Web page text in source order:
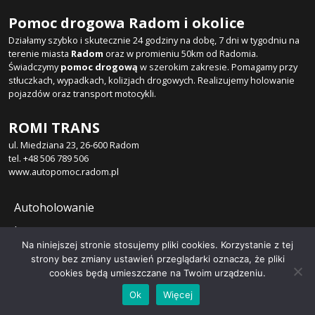
Pomoc drogowa Radom i okolice
Działamy szybko i skutecznie 24 godziny na dobę, 7 dni w tygodniu na
terenie miasta Radom oraz w promieniu 50km od Radomia.
Świadczymypomoc drogową w szerokim zakresie. Pomagamy przy
stłuczkach, wypadkach, kolizjach drogowych. Realizujemy holowanie
pojazdów oraz transport motocykli.
ROMI TRANS
ul. Miedziana 23, 26-600 Radom
tel. +48 506 789 506
www.autopomoc.radom.pl
Autoholowanie
Laweta
Transport motocykli
Realizacja:APISOFT Strony internetowe
Na niniejszej stronie stosujemy pliki cookies. Korzystanie z tej
strony bez zmiany ustawień przeglądarki oznacza, że pliki
cookies będą umieszczane na Twoim urządzeniu.
Ok
Więcej